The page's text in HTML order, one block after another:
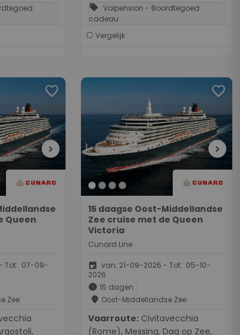
sell Volpension - Boordtegoed
cadeau
Vergelijk
favorite
chevron_right
Queen
Tot: 07-09-
Zee
favorite
chevron_right
15 daagse Oost-Middellandse
Zee cruise met de Queen
Victoria
Cunard Line
event van: 21-09-2026 - Tot: 05-10-
2026
schedule 15 dagen
place Oost-Middellandse Zee
Vaarroute:
(Rome), Messina, Dag op Zee,